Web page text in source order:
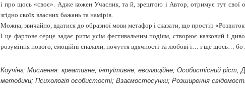
і про щось «своє». Адже кожен Учасник, та й, зрештою і Автор, отримує тут свої
згідно своїх власних бажань та намірів.
Можна, звичайно, вдатися до образної мови метафор і сказати, що простір
І це фартове серце задає ритм усім фестивальним подіям, створює казковий і
розуміння нового, емоційні спалахи, почуття вдячності та любові і… і ще щось…
Коучінг; Мислення: креативне, інтуїтивне, еволюційне; Особистісний ріст;
методики; Психологія особистості; Взаємостосунки; Розширення